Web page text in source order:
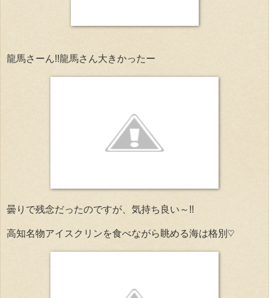
龍馬さーん!!龍馬さん大きかったー
曇りで残念だったのですが、気持ち良い～!!
高知名物アイスクリンを食べながら眺める海は格別♡